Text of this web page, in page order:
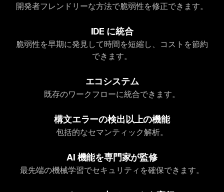
開発者フレンドリーな方法で脆弱性を修正できます。
IDE に統合
脆弱性を早期に発見して時間を短縮し、コストを節約
できます。
エコシステム
既存のワークフローに統合できます。
構文エラーの検出以上の機能
包括的なセマンティック解析。
AI 機能を専門家が監修
最先端の機械学習でセキュリティを確保できます。